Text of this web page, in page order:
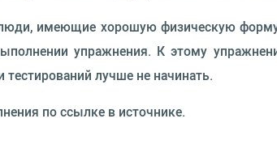
имеющие хорошую физическую
упражнения. К этому
лучше не начинать.
по ссылке в источнике.